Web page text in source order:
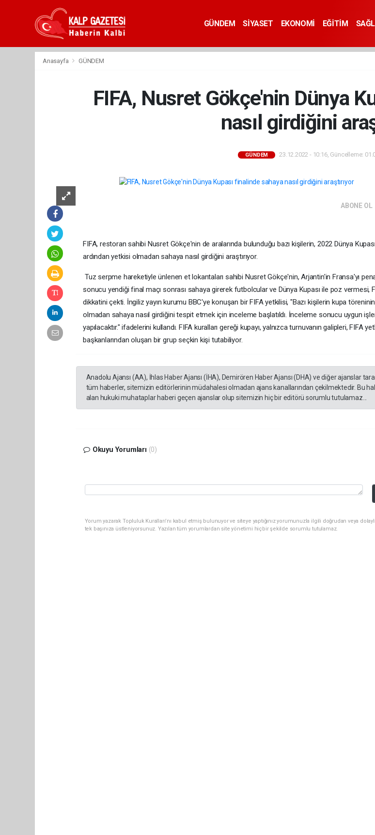
GÜNDEM SİYASET EKONOMİ EĞİTİM
Anasayfa GÜNDEM
FIFA, Nusret Gökçe'nin Dünya
nasıl girdiğini
GÜNDEM 23.12.2022 - 10:16, Güncelleme:
ABONE OL
FIFA, restoran sahibi Nusret Gökçe'nin de aralarında bulunduğu bazı kişilerin, 2022 Dünya
ardından yetkisi olmadan sahaya nasıl girdiğini araştırıyor.
Tuz serpme hareketiyle ünlenen et lokantaları sahibi Nusret Gökçe'nin, Arjantin'in Fransa'yı
sonucu yendiği final maçı sonrası sahaya girerek futbolcular ve Dünya Kupası ile poz vermesi,
dikkatini çekti. İngiliz yayın kurumu BBC'ye konuşan bir FIFA yetkilisi, "Bazı kişilerin kupa
olmadan sahaya nasıl girdiğini tespit etmek için inceleme başlatıldı. İnceleme sonucu uygun
yapılacaktır." ifadelerini kullandı. FIFA kuralları gereği kupayı, yalnızca turnuvanın galipleri, FIFA
başkanlarından oluşan bir grup seçkin kişi tutabiliyor.
Anadolu Ajansı (AA), İhlas Haber Ajansı (İHA), Demirören Haber Ajansı (DHA) ve diğer ajanslar
tüm haberler, sitemizin editörlerinin müdahalesi olmadan ajans kanallarından çekilmektedir. Bu
alan hukuki muhataplar haberi geçen ajanslar olup sitemizin hiç bir editörü sorumlu tutulamaz...
Okuyu Yorumları (0)
Yorum yazarak Topluluk Kuralları’nı kabul etmiş bulunuyor ve siteye yaptığınız yorumunuzla ilgili doğrudan veya
tek başınıza üstleniyorsunuz. Yazılan tüm yorumlardan site yönetimi hiçbir şekilde sorumlu tutulamaz.